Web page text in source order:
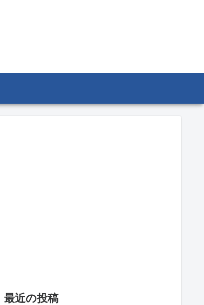
最近の投稿